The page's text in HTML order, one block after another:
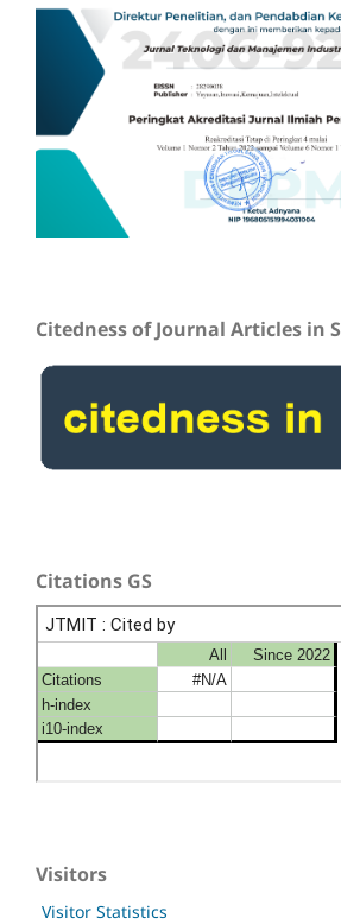
Citedness of Journal Articles in
Citations GS
Visitors
Visitor Statistics